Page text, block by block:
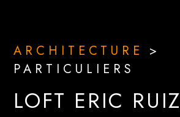
ARCHITECTURE
>
PARTICULIERS
LOFT ERIC RUIZ